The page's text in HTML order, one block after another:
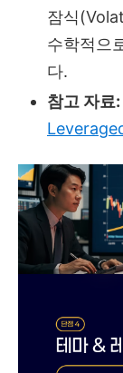
잠식
수학적으
다.
참고 자료: